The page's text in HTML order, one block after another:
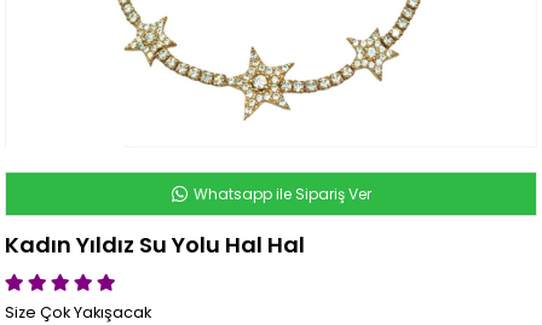
Whatsapp ile Sipariş Ver
Kadın Yıldız Su Yolu Hal Hal
Size Çok Yakışacak